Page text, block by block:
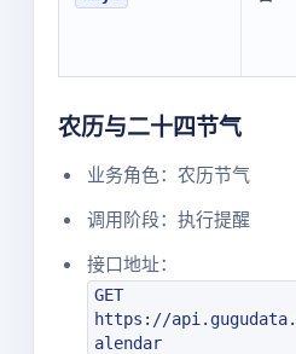
农历与二十四节气
业务角色：农历节气
调用阶段：执行提醒
接口地址：
GET
https://
alendar